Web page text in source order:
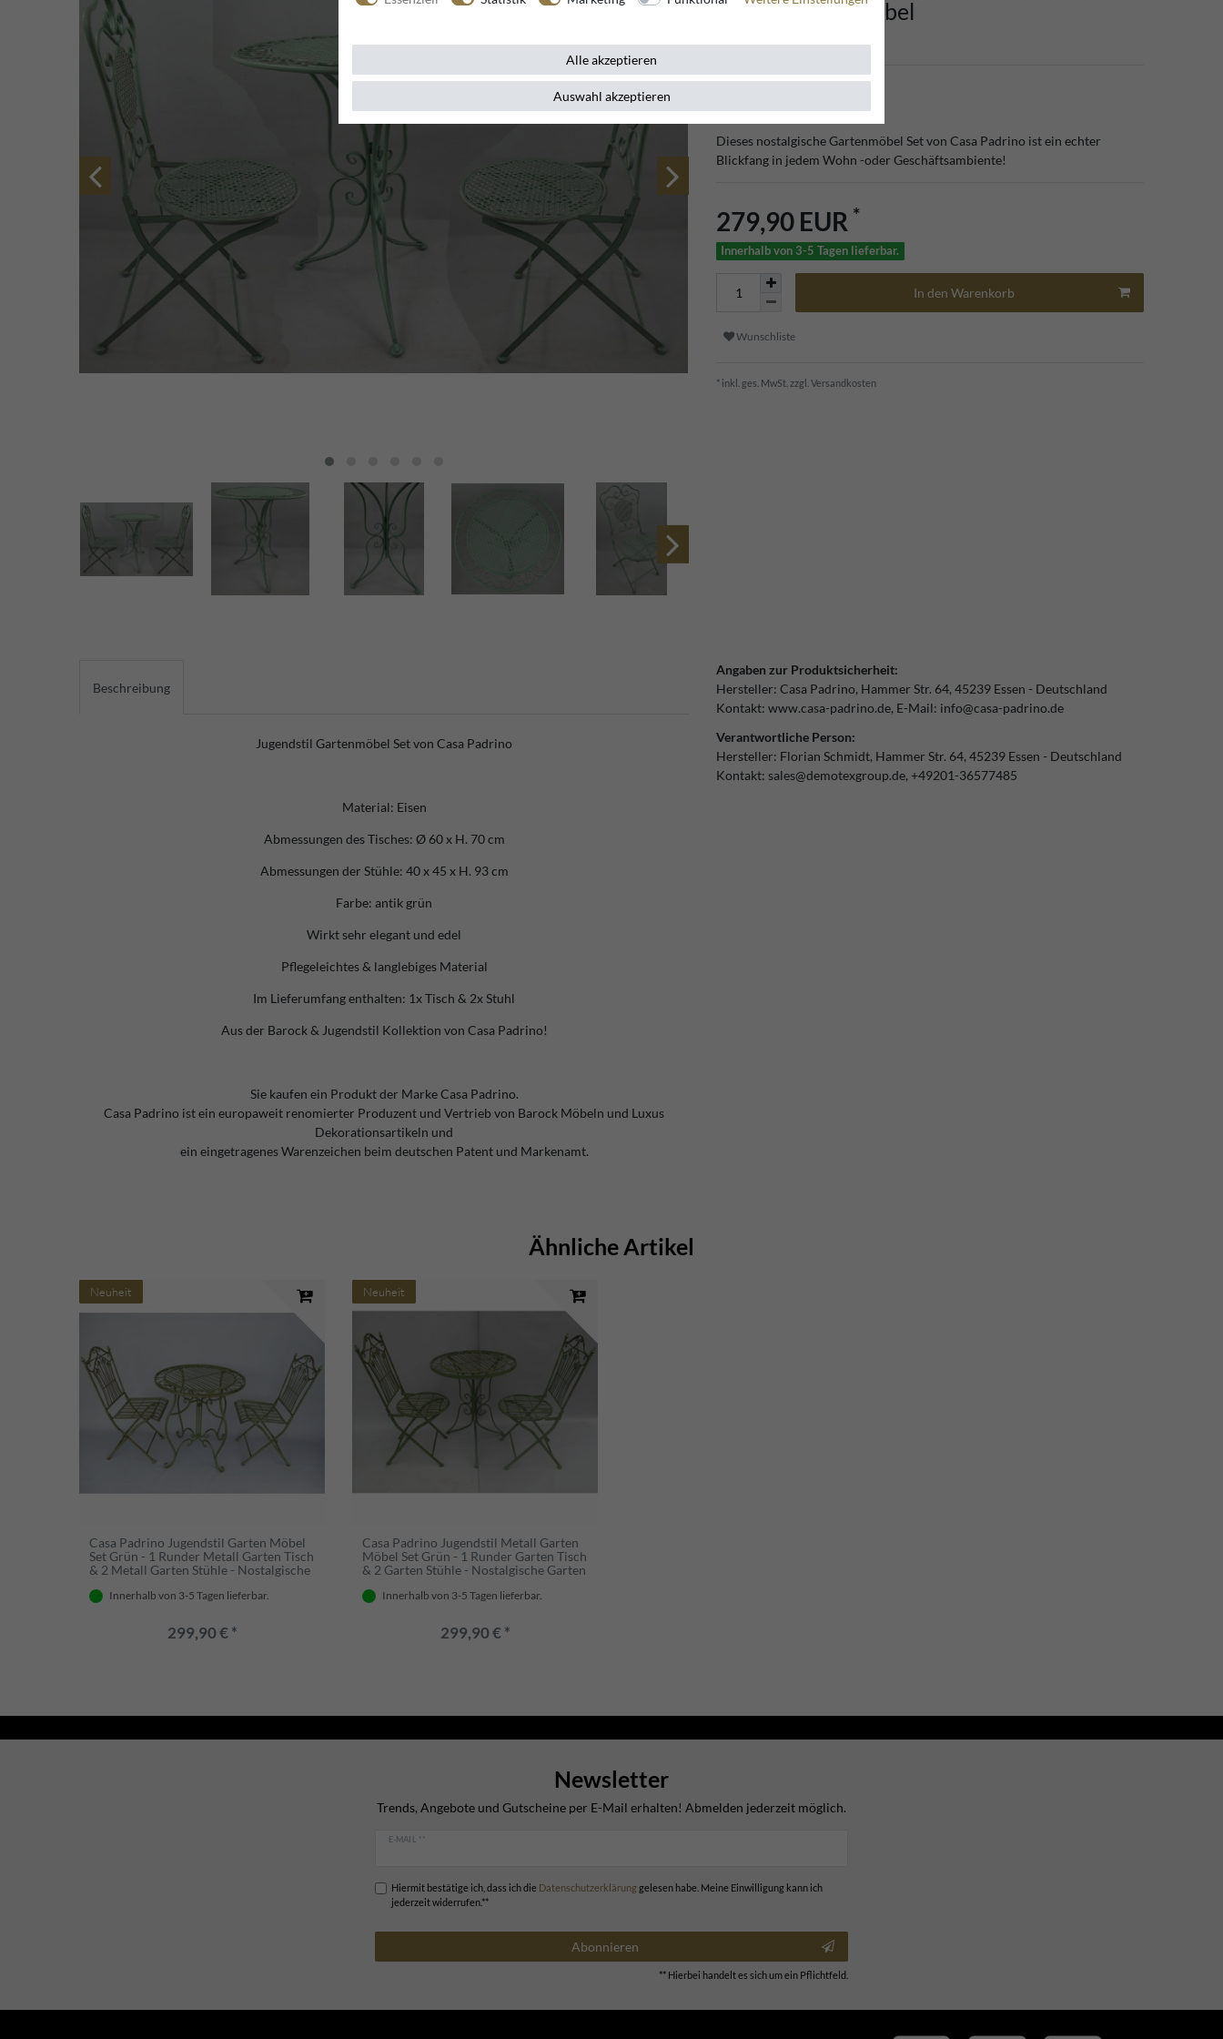
Gastronomie Möbel
Dieses nostalgische Gartenmöbel Set von Casa Padrino ist ein echter
Blickfang in jedem Wohn -oder Geschäftsambiente!
279,90 EUR *
Innerhalb von 3-5 Tagen lieferbar.
In den Warenkorb
Wunschliste
* inkl. ges. MwSt. zzgl. Versandkosten
Beschreibung
Jugendstil Gartenmöbel Set von Casa Padrino
Material: Eisen
Abmessungen des Tisches: Ø 60 x H. 70 cm
Abmessungen der Stühle: 40 x 45 x H. 93 cm
Farbe: antik grün
Wirkt sehr elegant und edel
Pflegeleichtes & langlebiges Material
Im Lieferumfang enthalten: 1x Tisch & 2x Stuhl
Aus der Barock & Jugendstil Kollektion von Casa Padrino!
Sie kaufen ein Produkt der Marke Casa Padrino.
Casa Padrino ist ein europaweit renomierter Produzent und Vertrieb von Barock Möbeln und Luxus
Dekorationsartikeln und
ein eingetragenes Warenzeichen beim deutschen Patent und Markenamt.
Angaben zur Produktsicherheit:
Hersteller: Casa Padrino Hammer Str. 64 45239 Essen
Deutschland
Kontakt: www.casa-padrino.de E-Mail: info@casa-padrino.de
Verantwortliche Person:
Hersteller: Florian Schmidt Hammer Str. 64 45239 Essen
Deutschland
Kontakt: sales@demotexgroup.de +49201-36577485
Ähnliche Artikel
Neuheit
Casa Padrino Jugendstil Garten Möbel
Set Grün - 1 Runder Metall Garten Tisch
& 2 Metall Garten Stühle - Nostalgische
Innerhalb von 3-5 Tagen lieferbar.
299,90 € *
Neuheit
Casa Padrino Jugendstil Metall Garten
Möbel Set Grün - 1 Runder Garten Tisch
& 2 Garten Stühle - Nostalgische Garten
Innerhalb von 3-5 Tagen lieferbar.
299,90 € *
Newsletter
Trends, Angebote und Gutscheine per E-Mail erhalten! Abmelden jederzeit möglich.
E-MAIL **
Hiermit bestätige ich, dass ich die Daten­schutz­erklärunggelesen habe. Meine Einwilligung kann ich
jederzeit widerrufen.**
Abonnieren
** Hierbei handelt es sich um ein Pflichtfeld.
Alle akzeptieren
Auswahl akzeptieren